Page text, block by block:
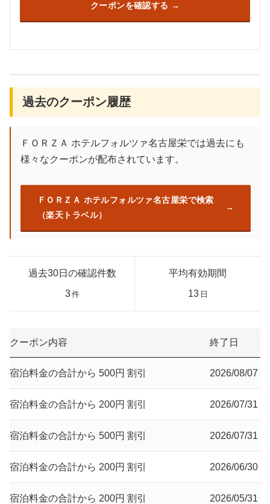
クーポンを確認する
過去のクーポン履歴
ＦＯＲＺＡ ホテルフォルツァ名古屋栄では過去にも
様々なクーポンが配布されています。
ＦＯＲＺＡ ホテルフォルツァ名古屋栄で検索
（楽天トラベル）
過去30日の確認件数
3件
平均有効期間
13 日
クーポン内容 終了日
宿泊料金の合計から 500円 割引 2026/08/07
宿泊料金の合計から 200円 割引 2026/07/31
宿泊料金の合計から 500円 割引 2026/07/31
宿泊料金の合計から 200円 割引 2026/06/30
宿泊料金の合計から 200円 割引 2026/05/31